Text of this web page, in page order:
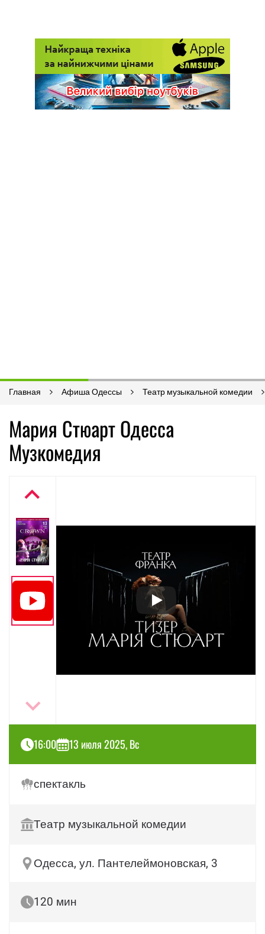
Главная Афиша Одессы Театр музыкальной комедии
Мария Стюарт Одесса
Музкомедия
16:00 13 июля 2025, Вс
спектакль
Театр музыкальной комедии
Одесса, ул. Пантелеймоновская, 3
120 мин